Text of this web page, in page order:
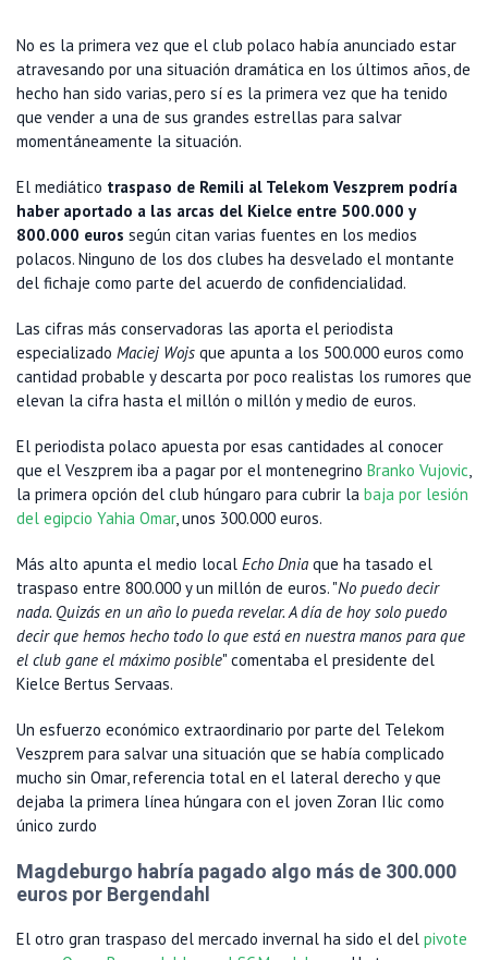
No es la primera vez que el club polaco había anunciado estar
atravesando por una situación dramática en los últimos años, de
hecho han sido varias, pero sí es la primera vez que ha tenido
que vender a una de sus grandes estrellas para salvar
momentáneamente la situación.
El mediático traspaso de Remili al Telekom Veszprem podría
haber aportado a las arcas del Kielce entre 500.000 y
800.000 euros según citan varias fuentes en los medios
polacos. Ninguno de los dos clubes ha desvelado el montante
del fichaje como parte del acuerdo de confidencialidad.
Las cifras más conservadoras las aporta el periodista
especializado Maciej Wojs que apunta a los 500.000 euros como
cantidad probable y descarta por poco realistas los rumores que
elevan la cifra hasta el millón o millón y medio de euros.
El periodista polaco apuesta por esas cantidades al conocer
que el Veszprem iba a pagar por el montenegrino Branko Vujovic,
la primera opción del club húngaro para cubrir la baja por lesión
del egipcio Yahia Omar, unos 300.000 euros.
Más alto apunta el medio local Echo Dnia que ha tasado el
traspaso entre 800.000 y un millón de euros. "No puedo decir
nada. Quizás en un año lo pueda revelar. A día de hoy solo puedo
decir que hemos hecho todo lo que está en nuestra manos para que
el club gane el máximo posible" comentaba el presidente del
Kielce Bertus Servaas.
Un esfuerzo económico extraordinario por parte del Telekom
Veszprem para salvar una situación que se había complicado
mucho sin Omar, referencia total en el lateral derecho y que
dejaba la primera línea húngara con el joven Zoran Ilic como
único zurdo
Magdeburgo habría pagado algo más de 300.000
euros por Bergendahl
El otro gran traspaso del mercado invernal ha sido el del pivote